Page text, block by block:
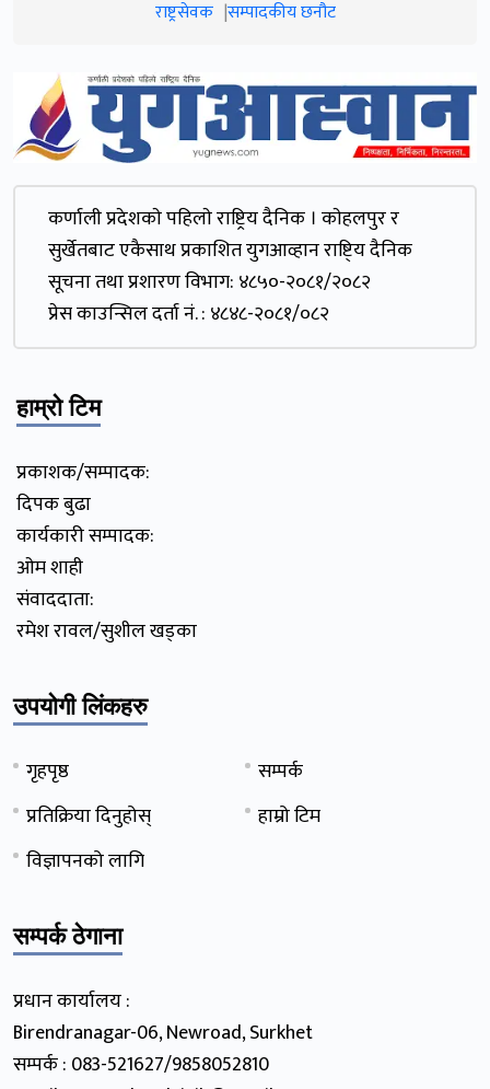
राष्ट्रसेवक सम्पादकीय छनौट
कर्णाली प्रदेशकाे पहिलाे राष्ट्रिय दैनिक । काेहलपुर र
सुर्खेतबाट एकैसाथ प्रकाशित युगआव्हान राष्टि्य दैनिक
सूचना तथा प्रशारण विभाग: ४८५०-२०८१/२०८२
प्रेस काउन्सिल दर्ता नं. : ४८४८-२०८१/०८२
हाम्रो टिम
प्रकाशक/सम्पादक:
दिपक बुढा
कार्यकारी सम्पादक:
ओम शाही
संवाददाता:
रमेश रावल/सुशील खड्का
उपयोगी लिंकहरु
गृहपृष्ठ
सम्पर्क
प्रतिक्रिया दिनुहोस्
हाम्रो टिम
विज्ञापनको लागि
सम्पर्क ठेगाना
प्रधान कार्यालय :
Birendranagar-06, Newroad, Surkhet
सम्पर्क : 083-521627/9858052810